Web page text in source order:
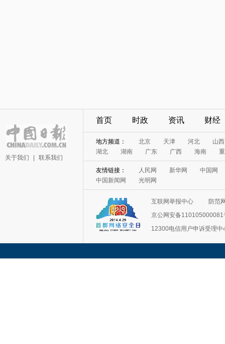
关于我们 联系我们
首页 时政 资讯 财经
地方频道： 北京 天津 河北
山西
湖北
湖南 广东 广西 海南
友情链接： 人民网 新华网
中国网
中国新闻网
光明网
互联网举报中心
防范
京公网安备110105000081
12300电信用户申诉受理中